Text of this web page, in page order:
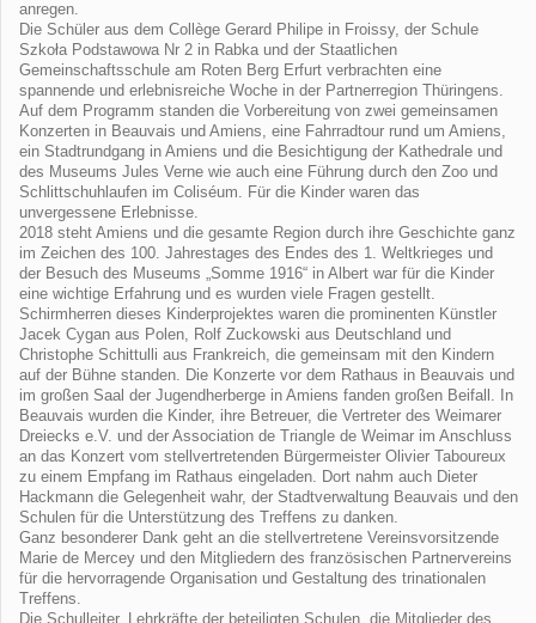
anregen.
Die Schüler aus dem Collège Gerard Philipe in Froissy, der Schule
Szkoła Podstawowa Nr 2 in Rabka und der Staatlichen
Gemeinschaftsschule am Roten Berg Erfurt verbrachten eine
spannende und erlebnisreiche Woche in der Partnerregion Thüringens.
Auf dem Programm standen die Vorbereitung von zwei gemeinsamen
Konzerten in Beauvais und Amiens, eine Fahrradtour rund um Amiens,
ein Stadtrundgang in Amiens und die Besichtigung der Kathedrale und
des Museums Jules Verne wie auch eine Führung durch den Zoo und
Schlittschuhlaufen im Coliséum. Für die Kinder waren das
unvergessene Erlebnisse.
2018 steht Amiens und die gesamte Region durch ihre Geschichte ganz
im Zeichen des 100. Jahrestages des Endes des 1. Weltkrieges und
der Besuch des Museums „Somme 1916“ in Albert war für die Kinder
eine wichtige Erfahrung und es wurden viele Fragen gestellt.
Schirmherren dieses Kinderprojektes waren die prominenten Künstler
Jacek Cygan aus Polen, Rolf Zuckowski aus Deutschland und
Christophe Schittulli aus Frankreich, die gemeinsam mit den Kindern
auf der Bühne standen. Die Konzerte vor dem Rathaus in Beauvais und
im großen Saal der Jugendherberge in Amiens fanden großen Beifall. In
Beauvais wurden die Kinder, ihre Betreuer, die Vertreter des Weimarer
Dreiecks e.V. und der Association de Triangle de Weimar im Anschluss
an das Konzert vom stellvertretenden Bürgermeister Olivier Taboureux
zu einem Empfang im Rathaus eingeladen. Dort nahm auch Dieter
Hackmann die Gelegenheit wahr, der Stadtverwaltung Beauvais und den
Schulen für die Unterstützung des Treffens zu danken.
Ganz besonderer Dank geht an die stellvertretene Vereinsvorsitzende
Marie de Mercey und den Mitgliedern des französischen Partnervereins
für die hervorragende Organisation und Gestaltung des trinationalen
Treffens.